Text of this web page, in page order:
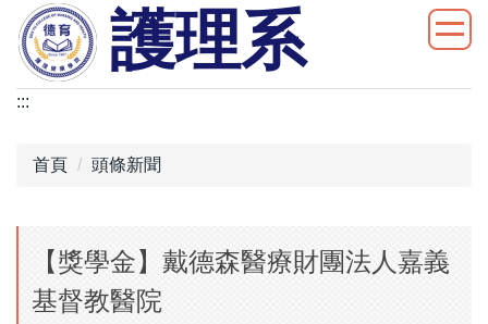
跳
到
主
要
護理系
:::
首頁 頭條新聞
【獎學金】戴德森醫療財團法人嘉義
基督教醫院